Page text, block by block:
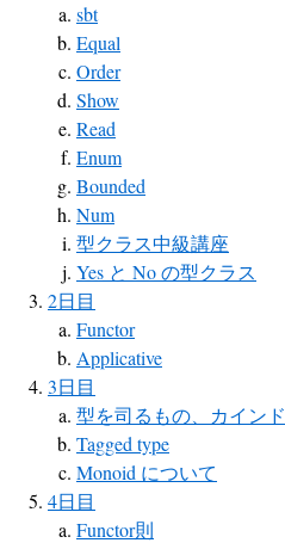
sbt
Equal
Order
Show
Read
Enum
Bounded
Num
型クラス中級講座
Yes と No の型クラス
2日目
Functor
Applicative
3日目
型を司るもの、カインド
Tagged type
Monoid について
4日目
Functor則